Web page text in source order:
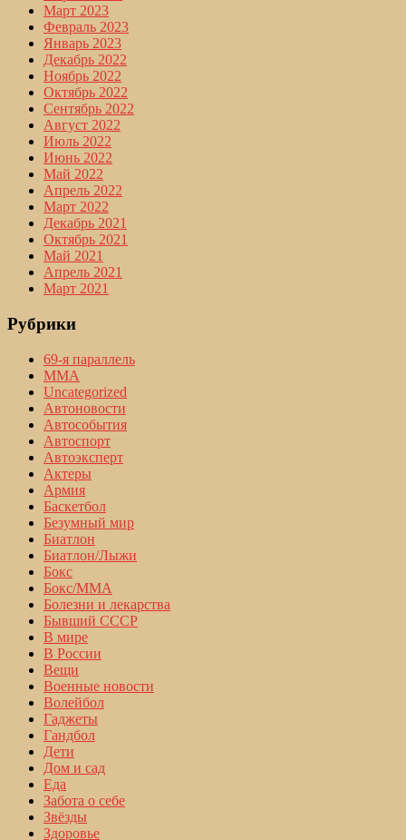
Март 2023
Февраль 2023
Январь 2023
Декабрь 2022
Ноябрь 2022
Октябрь 2022
Сентябрь 2022
Август 2022
Июль 2022
Июнь 2022
Май 2022
Апрель 2022
Март 2022
Декабрь 2021
Октябрь 2021
Май 2021
Апрель 2021
Март 2021
Рубрики
69-я параллель
MMA
Uncategorized
Автоновости
Автособытия
Автоспорт
Автоэксперт
Актеры
Армия
Баскетбол
Безумный мир
Биатлон
Биатлон/Лыжи
Бокс
Бокс/MMA
Болезни и лекарства
Бывший СССР
В мире
В России
Вещи
Военные новости
Волейбол
Гаджеты
Гандбол
Дети
Дом и сад
Еда
Забота о себе
Звёзды
Здоровье